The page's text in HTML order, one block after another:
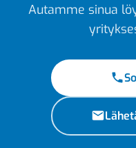
Autamme sinua